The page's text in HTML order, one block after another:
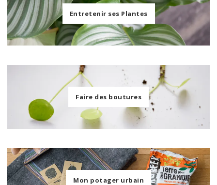
Entretenir ses Plantes
Faire des boutures
Mon potager urbain